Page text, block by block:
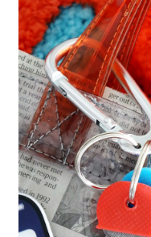
1.分期款項不併入電信帳單，
醒簡訊。
2.透過簡訊連結打開帳單後，
帳／街口支付／iPASS MONEY
【注意事項】
1.本服務係由「台灣大哥大股
用戶於交易時，得透過本服務
買賣價金債權讓與本公司後，
2.基於同意付款使用「大哥付
資料（包含姓名、電話或地址
由本公司與您本人進行分期帳
3.完整用戶服務條款，請詳閱
【「AFTEE先享後付」結帳流
１．於結帳方式選擇「
結帳頁面，進行簡訊認證並確
２．訂單成立數日內，您將收
３．收到繳費通知簡訊後14天
ATM／網路銀行／等多元方式
※ 請注意：結帳手續完成當下
購買商品的店家。未經商家同
後付繳納相關費用。
※ 交易是否成功請以「AFTEE
是否繳費成功／繳費後需取消
客戶支援中心」https://
【注意事項】
１．透過由恩沛科技股份有
易，需依本服務之必要範圍內
付款後 全家取貨
每筆NT$80，滿NT$1,500(
7-11 取貨付款
每筆NT$80，滿NT$1,500(
付款後 7-11取貨
每筆NT$80，滿NT$1,500(
宅配
每筆NT$80，滿NT$1,500(